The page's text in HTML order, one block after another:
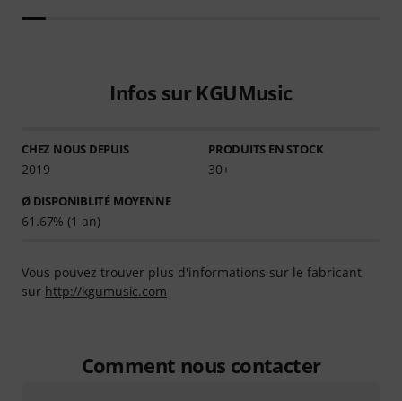
Infos sur KGUMusic
CHEZ NOUS DEPUIS
2019
PRODUITS EN STOCK
30+
Ø DISPONIBLITÉ MOYENNE
61.67% (1 an)
Vous pouvez trouver plus d'informations sur le fabricant
sur http://kgumusic.com
Comment nous contacter